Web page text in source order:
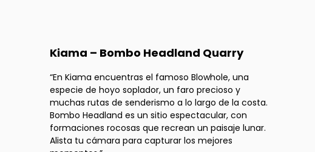
Kiama – Bombo Headland Quarry
“En Kiama encuentras el famoso Blowhole, una
especie de hoyo soplador, un faro precioso y
muchas rutas de senderismo a lo largo de la costa.
Bombo Headland es un sitio espectacular, con
formaciones rocosas que recrean un paisaje lunar.
Alista tu cámara para capturar los mejores